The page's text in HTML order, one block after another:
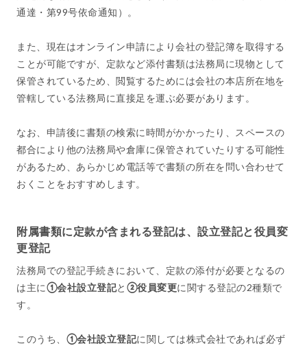
通達・第99号依命通知）。
また、現在はオンライン申請により会社の登記簿を取得する
ことが可能ですが、定款など添付書類は法務局に現物として
保管されているため、閲覧するためには会社の本店所在地を
管轄している法務局に直接足を運ぶ必要があります。
なお、申請後に書類の検索に時間がかかったり、スペースの
都合により他の法務局や倉庫に保管されていたりする可能性
があるため、あらかじめ電話等で書類の所在を問い合わせて
おくことをおすすめします。
附属書類に定款が含まれる登記は、設立登記と役員変
更登記
法務局での登記手続きにおいて、定款の添付が必要となるの
は主に①会社設立登記と ②役員変更に関する登記の2種類で
す。
このうち、 ①会社設立登記に関しては株式会社であれば必ず